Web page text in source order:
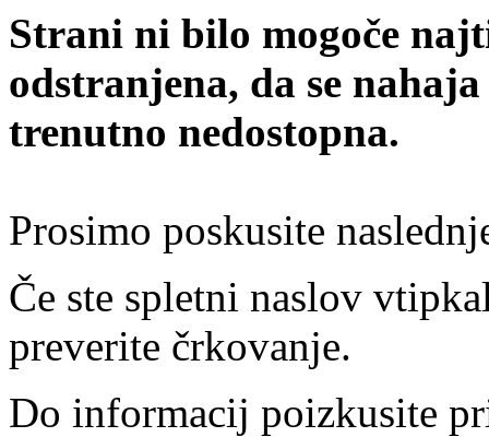
Strani ni bilo mogoče
odstranjena, da se
trenutno nedostopna.
Prosimo poskusite
Če ste spletni naslov
preverite črkovanje.
Do informacij poizkusite